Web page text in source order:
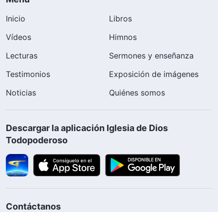
Inicio
Libros
Vídeos
Himnos
Lecturas
Sermones y enseñanza
Testimonios
Exposición de imágenes
Noticias
Quiénes somos
Descargar la aplicación Iglesia de Dios
Todopoderoso
Contáctanos